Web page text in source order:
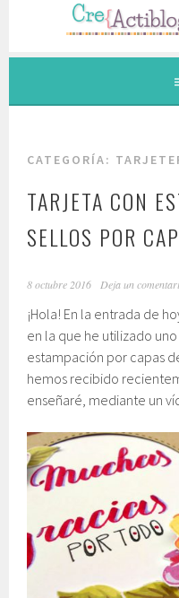
contenido.
CATEGORÍA:
TARJETA CON
SELLOS POR
8 octubre 2016 Deja un
¡Hola! En la entrada de
en la que he utilizado
estampación por capas
hemos recibido
enseñaré, mediante un